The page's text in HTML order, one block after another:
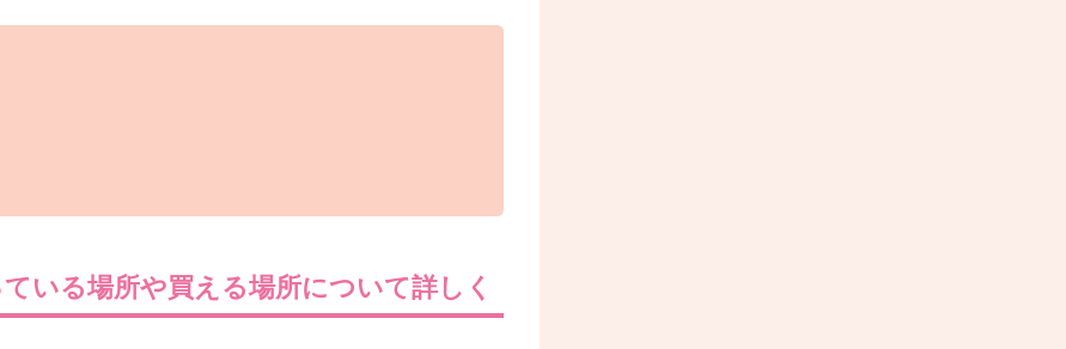
いる場所や買える場所について詳しく